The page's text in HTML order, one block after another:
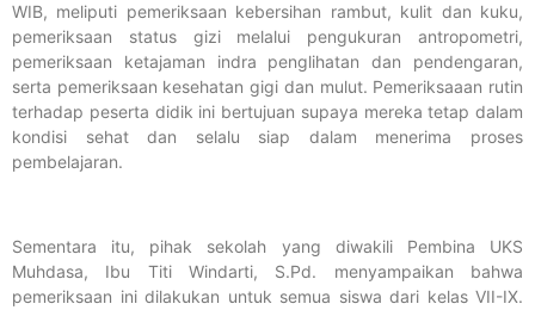
WIB, meliputi pemeriksaan kebersihan rambut, kulit dan kuku,
pemeriksaan status gizi melalui pengukuran antropometri,
pemeriksaan ketajaman indra penglihatan dan pendengaran,
serta pemeriksaan kesehatan gigi dan mulut. Pemeriksaaan rutin
terhadap peserta didik ini bertujuan supaya mereka tetap dalam
kondisi sehat dan selalu siap dalam menerima proses
pembelajaran.
Sementara itu, pihak sekolah yang diwakili Pembina UKS
Muhdasa, Ibu Titi Windarti, S.Pd. menyampaikan bahwa
pemeriksaan ini dilakukan untuk semua siswa dari kelas VII-IX.